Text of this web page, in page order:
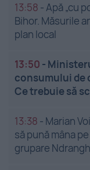
13:58 -Apă „cu
Bihor. Măsurile
plan local
13:50 -
consumului de
Ce trebuie să
13:38 - Marian
să pună mâna
grupare